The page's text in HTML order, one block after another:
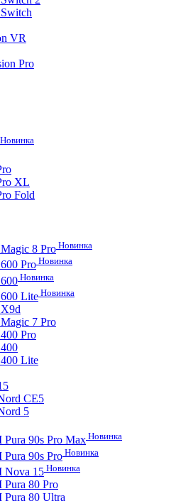
VR
Pro
Новинка
XL
Fold
8 Pro Новинка
Pro Новинка
Новинка
Lite Новинка
7 Pro
Pro
Lite
CE5
5
90s Pro MaxНовинка
90s Pro Новинка
Nova 15 Новинка
80 Pro
80 Ultra